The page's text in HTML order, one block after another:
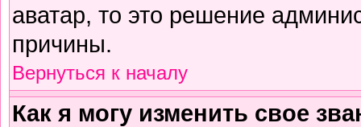
аватар, то это решение
причины.
Вернуться к началу
Как я могу изменить свое